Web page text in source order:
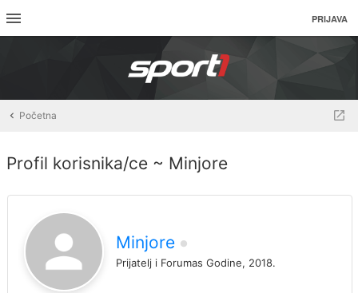
PRIJAVA
Početna
Profil korisnika/ce ~ Minjore
Minjore
Prijatelj i Forumas Godine, 2018.